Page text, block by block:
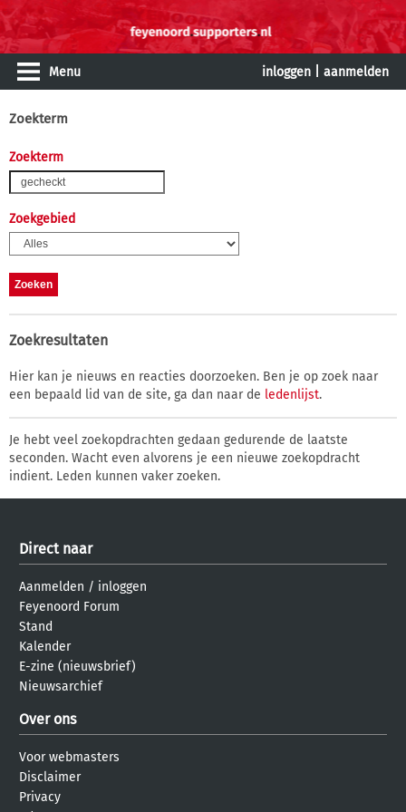
Menu inloggen aanmelden
Zoekterm
Zoekterm
Zoekgebied
Zoekresultaten
Hier kan je nieuws en reacties doorzoeken. Ben je op zoek naar
een bepaald lid van de site, ga dan naar de ledenlijst.
Je hebt veel zoekopdrachten gedaan gedurende de laatste
seconden. Wacht even alvorens je een nieuwe zoekopdracht
indient. Leden kunnen vaker zoeken.
Direct naar
Aanmelden / inloggen
Feyenoord Forum
Stand
Kalender
E-zine (nieuwsbrief)
Nieuwsarchief
Over ons
Voor webmasters
Disclaimer
Privacy